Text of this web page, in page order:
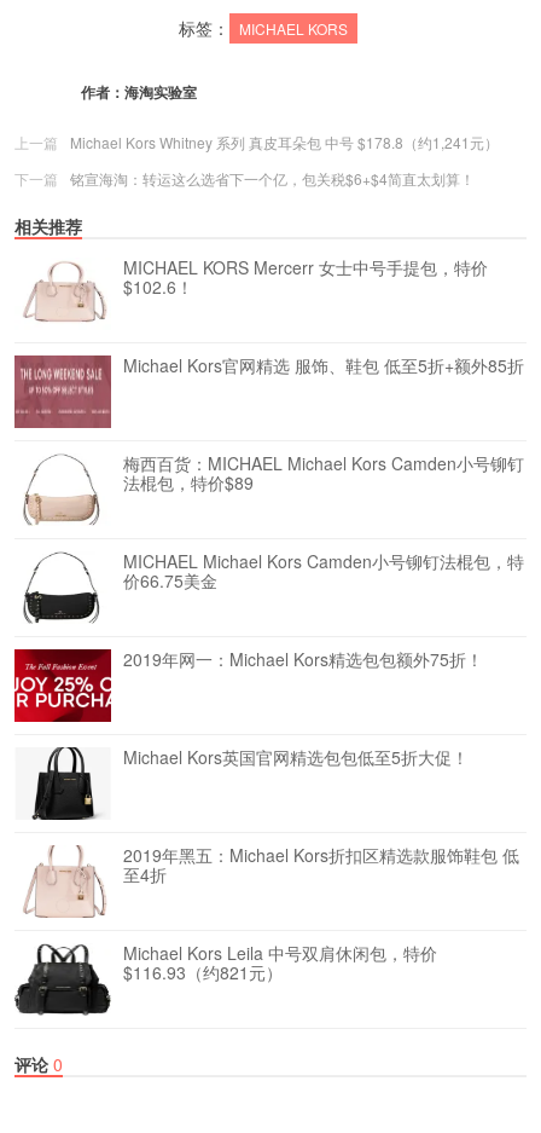
标签： MICHAEL KORS
作者： 海淘实验室
上一篇
Michael Kors Whitney 系列 真皮耳朵包 中号 $178.8（约1,241元）
下一篇
铭宣海淘：转运这么选省下一个亿，包关税$6+$4简直太划算！
相关推荐
MICHAEL KORS Mercerr 女士中号手提包，特价
$102.6！
Michael Kors官网精选 服饰、鞋包 低至5折+额外85折
梅西百货：MICHAEL Michael Kors Camden小号铆钉
法棍包，特价$89
MICHAEL Michael Kors Camden小号铆钉法棍包，特
价66.75美金
2019年网一：Michael Kors精选包包额外75折！
Michael Kors英国官网精选包包低至5折大促！
2019年黑五：Michael Kors折扣区精选款服饰鞋包 低
至4折
Michael Kors Leila 中号双肩休闲包，特价
$116.93（约821元）
评论 0